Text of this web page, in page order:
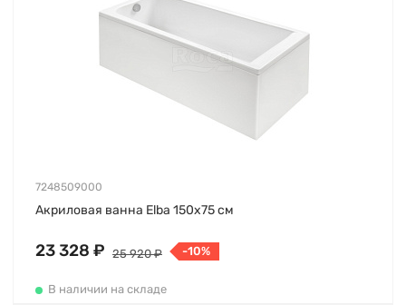
7248509000
Акриловая ванна Elba 150х75 см
23 328 ₽ 25 920 ₽ -10%
В наличии на складе